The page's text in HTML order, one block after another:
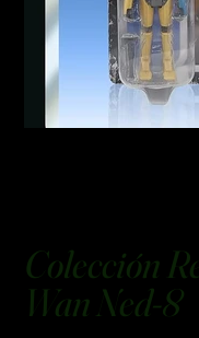
Colección
Wan Ned-8